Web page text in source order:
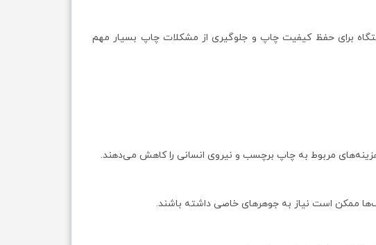
برای حفظ کیفیت چاپ و جلوگیری از مشکلات چاپ بسیار مهم
هزینه‌های مربوط به چاپ برچسب و نیروی انسانی را کاهش می‌دهند.
ممکن است نیاز به جوهرهای خاصی داشته باشند.